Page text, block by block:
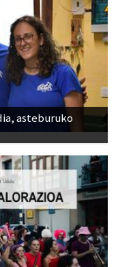
asteburuko